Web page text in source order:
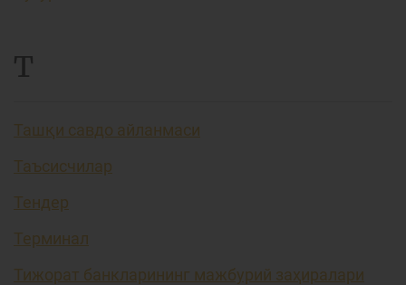
Т
Ташқи савдо айланмаси
Таъсисчилар
Тендер
Терминал
Тижорат банкларининг мажбурий заҳиралари